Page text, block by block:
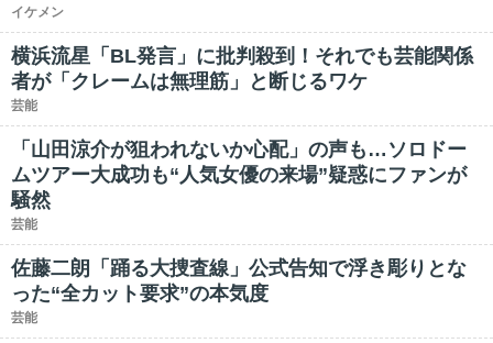
イケメン
横浜流星「BL発言」に批判殺到！それでも芸能関係
者が「クレームは無理筋」と断じるワケ
芸能
「山田涼介が狙われないか心配」の声も…ソロドー
ムツアー大成功も“人気女優の来場”疑惑にファンが
騒然
芸能
佐藤二朗「踊る大捜査線」公式告知で浮き彫りとな
った“全カット要求”の本気度
芸能